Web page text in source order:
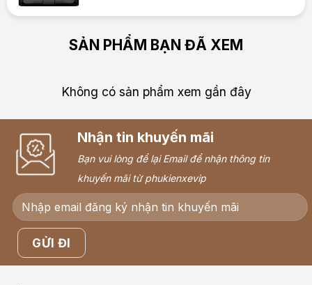
SẢN PHẨM BẠN ĐÃ XEM
Không có sản phẩm xem gần đây
Nhận tin khuyến mãi
Bạn vui lòng để lại Email để nhận thông tin
khuyến mãi từ phukienxevip